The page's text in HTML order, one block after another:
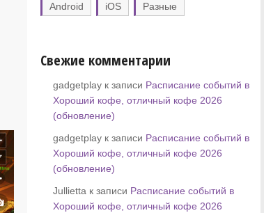
Android iOS Разные
Свежие комментарии
gadgetplay к записи Расписание событий в
Хороший кофе, отличный кофе 2026
(обновление)
gadgetplay к записи Расписание событий в
Хороший кофе, отличный кофе 2026
(обновление)
Jullietta к записи Расписание событий в
Хороший кофе, отличный кофе 2026